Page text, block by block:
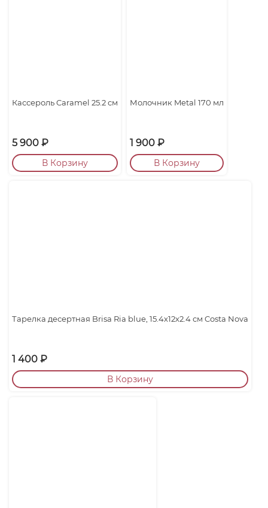
Кассероль Caramel 25.2 см
5 900 ₽
В Корзину
Молочник Metal 170 мл
1 900 ₽
В Корзину
Тарелка десертная Brisa Ria blue, 15.4х12х2.4 см Costa Nova
1 400 ₽
В Корзину